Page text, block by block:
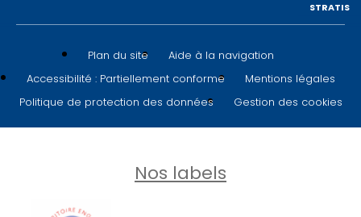
Plan du site
Aide à la navigation
Accessibilité : Partiellement conforme
Mentions légales
Politique de protection des données
Gestion des cookies
STRATIS
Nos labels